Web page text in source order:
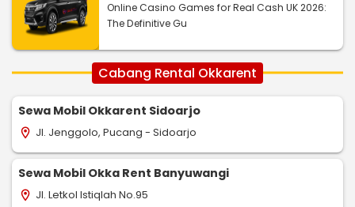
Online Casino Games for Real Cash UK 2026:
The Definitive Gu
Cabang Rental Okkarent
Sewa Mobil Okkarent Sidoarjo
location_on Jl. Jenggolo, Pucang - Sidoarjo
Sewa Mobil Okka Rent Banyuwangi
location_on Jl. Letkol Istiqlah No.95